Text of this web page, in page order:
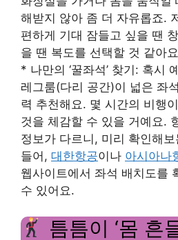
해받지 않아 좀 더 자유롭죠.
편하게 기대 잠들고 싶을 땐
을 땐 복도를 선택할 것 같아
* 나만의 ‘꿀좌석’ 찾기: 혹시
레그룸(다리 공간)이 넓은 좌
력 추천해요. 몇 시간의 비행
것을 체감할 수 있을 거예요.
정보가 다르니, 미리 확인해
들어, 대한항공이나 아시아나
웹사이트에서 좌석 배치도를
수 있어요.
틈틈이 ‘몸 흔